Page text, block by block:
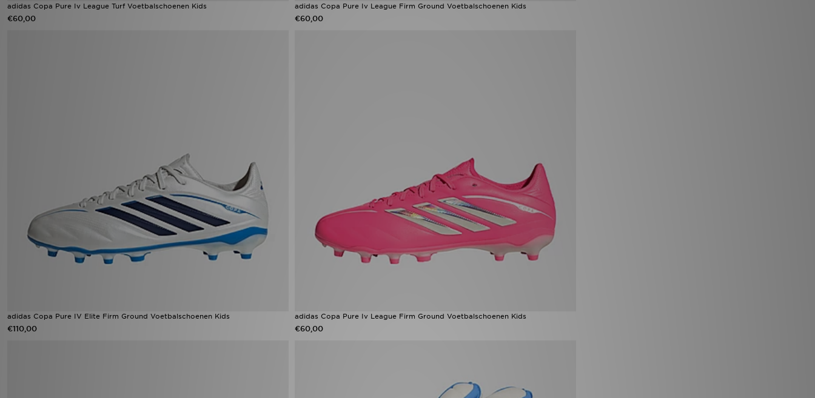
adidas Copa Pure Iv League Turf Voetbalschoenen Kids
€60,00
adidas Copa Pure Iv League Firm Ground Voetbalschoenen Kids
€60,00
adidas Copa Pure IV Elite Firm Ground Voetbalschoenen Kids
€110,00
adidas Copa Pure Iv League Firm Ground Voetbalschoenen Kids
€60,00